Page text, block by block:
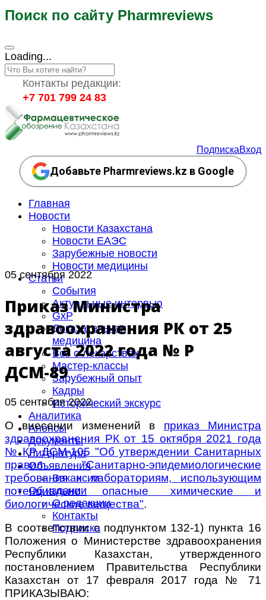
Поиск по сайту Pharmreviews
Loading...
Контакты редакции:
+7 701 799 24 83
ПодпискаВход
Добавьте Pharmreviews.kz в Google
Главная
Новости
Новости Казахстана
Новости ЕАЭС
Зарубежные новости
Новости медицины
Статьи
События
Актуальные интервью
GxP
Доказательная
медицина
Все о лекарствах
Мастер-классы
Зарубежный опыт
Кадры
Исторический экскурс
Аналитика
Анонсы
Документы
Литература
Объявления
Вакансии
Об издании
О редакции
Контакты
Подписка
05 сентября 2022
Приказ Министра
здравоохранения РК от 25
августа 2022 года № ҚР
ДСМ-89
05 сентября 2022
О внесении изменений в приказ Министра
здравоохранения РК от 15 октября 2021 года
№ ҚР ДСМ-105 "Об утверждении Санитарных
правил "Санитарно-эпидемиологические
требования к лабораториям, использующим
потенциально опасные химические и
биологические вещества".
В соответствии с подпунктом 132-1) пункта 16
Положения о Министерстве здравоохранения
Республики Казахстан, утвержденного
постановлением Правительства Республики
Казахстан от 17 февраля 2017 года № 71
ПРИКАЗЫВАЮ: